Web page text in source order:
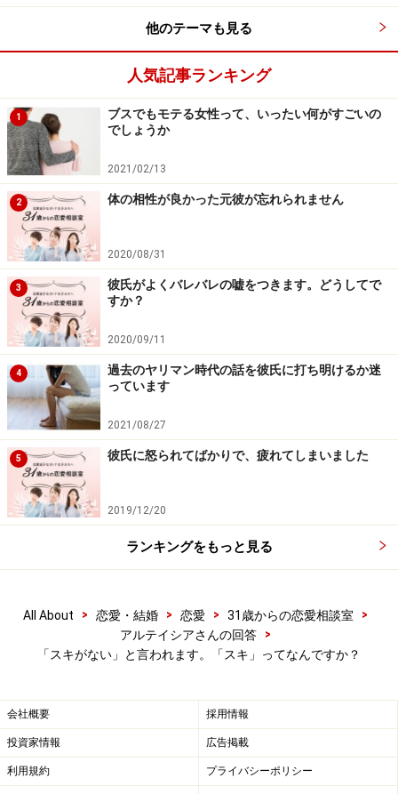
因はスキがないからなのかな、と思ったりもします。
アドバイス1：スキがない＝無駄な愛想を振
りまいていないだけ！
アドバイス1：スキがない＝無駄な愛想を振りまいていない
だけ！
ようこさんは「スキがない」＝「可愛げがない」と受け
止めているけど、それは違うと思いますよ。
がない」＝「男に無駄な愛想を振りまかない」ってこと
だと思います。
たとえば「〇〇ちゃん、今日も可愛いね～！」と言われ
たときに「あ、そうですか」「どうも」とサラッと流す
女性は「スキがない」と言われがち。一方「え～そんな
こと言ってくれるの○○さんだけですよ～！」と返す女性
もいますよね。そういう女性は「スキがある」わけじゃ
なく、「男が喜ぶリアクション」をしているだけ。
たとえば、おじさんから「〇〇ちゃんとエッチな話がし
たいな\(//∇//)\なんちゃって(^з^)-☆」みたいなクソLINE
不幸返し」をして、相手に「そんなときにすみません」
と謝らせる（笑）。
他のテーマも見る
人気記事ランキング
1
ブスでもモテる女性って、いったい何がすごいの
でしょうか
2021/02/13
2 体の相性が良かった元彼が忘れられません
2020/08/31
3
彼氏がよくバレバレの嘘をつきます。どうしてで
すか？
2020/09/11
4
過去のヤリマン時代の話を彼氏に打ち明けるか迷
っています
2021/08/27
5 彼氏に怒られてばかりで、疲れてしまいました
2019/12/20
ランキングをもっと見る
All About > 恋愛・結婚 > 恋愛 > 31歳からの恋愛相談室
>
アルテイシアさんの回答
>
「スキがない」と言われます。「スキ」ってなんですか？
会社概要 採用情報
投資家情報 広告掲載
利用規約 プライバシーポリシー